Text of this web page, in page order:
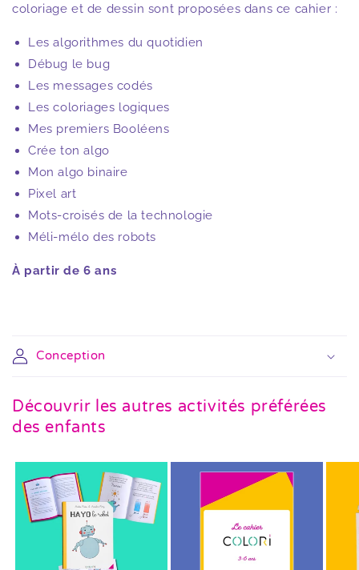
coloriage et de dessin sont proposées dans ce cahier :
Les algorithmes du quotidien
Débug le bug
Les messages codés
Les coloriages logiques
Mes premiers Booléens
Crée ton algo
Mon algo binaire
Pixel art
Mots-croisés de la technologie
Méli-mélo des robots
À partir de 6 ans
Conception
Découvrir les autres activités préférées
des enfants